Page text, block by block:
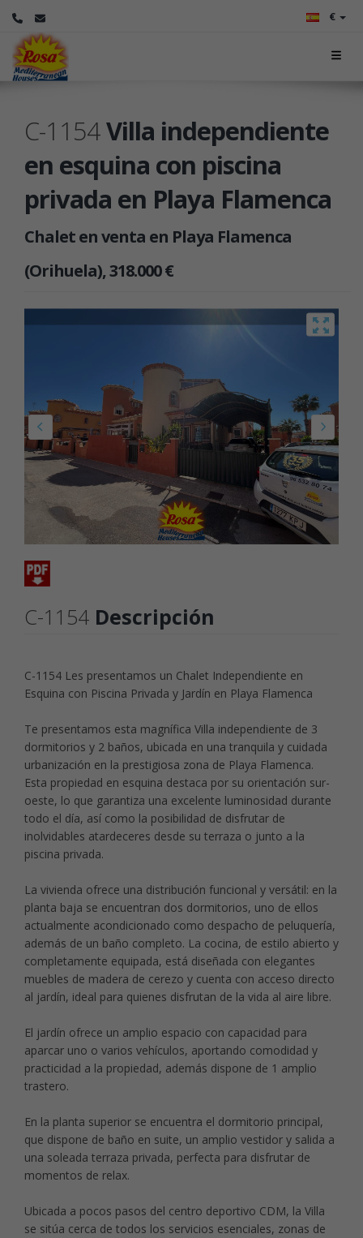
€
C-1154Villa independiente
en esquina con piscina
privada en Playa Flamenca
Chalet en venta en Playa Flamenca
(Orihuela), 318.000 €
C-1154 Descripción
C-1154 Les presentamos un Chalet Independiente en
Esquina con Piscina Privada y Jardín en Playa Flamenca
Te presentamos esta magnífica Villa independiente de 3
dormitorios y 2 baños, ubicada en una tranquila y cuidada
urbanización en la prestigiosa zona de Playa Flamenca.
Esta propiedad en esquina destaca por su orientación sur-
oeste, lo que garantiza una excelente luminosidad durante
todo el día, así como la posibilidad de disfrutar de
inolvidables atardeceres desde su terraza o junto a la
piscina privada.
La vivienda ofrece una distribución funcional y versátil: en la
planta baja se encuentran dos dormitorios, uno de ellos
actualmente acondicionado como despacho de peluquería,
además de un baño completo. La cocina, de estilo abierto y
completamente equipada, está diseñada con elegantes
muebles de madera de cerezo y cuenta con acceso directo
al jardín, ideal para quienes disfrutan de la vida al aire libre.
El jardín ofrece un amplio espacio con capacidad para
aparcar uno o varios vehículos, aportando comodidad y
practicidad a la propiedad, además dispone de 1 amplio
trastero.
En la planta superior se encuentra el dormitorio principal,
que dispone de baño en suite, un amplio vestidor y salida a
una soleada terraza privada, perfecta para disfrutar de
momentos de relax.
Ubicada a pocos pasos del centro deportivo CDM, la Villa
se sitúa cerca de todos los servicios esenciales, zonas de